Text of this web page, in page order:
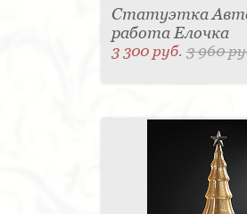
Статуэтка
работа Елочка
3 300 руб.3 960